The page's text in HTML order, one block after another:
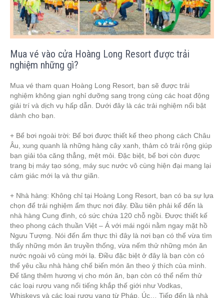
Mua vé vào cửa Hoàng Long Resort được trải
nghiệm những gì?
Mua vé tham quan Hoàng Long Resort, bạn sẽ được trải
nghiệm không gian nghỉ dưỡng sang trọng cùng các hoạt động
giải trí và dịch vụ hấp dẫn. Dưới đây là các trải nghiệm nổi bật
dành cho bạn.
+ Bể bơi ngoài trời: Bể bơi được thiết kế theo phong cách Châu
Âu, xung quanh là những hàng cây xanh, thảm cỏ trải rộng giúp
bạn giải tỏa căng thẳng, mệt mỏi. Đặc biệt, bể bơi còn được
trang bị máy tạo sóng, máy sục nước vô cùng hiện đại mang lại
cảm giác mới lạ và thư giãn.
+ Nhà hàng: Không chỉ tại Hoàng Long Resort, bạn có ba sự lựa
chọn để trải nghiệm ẩm thực nơi đây. Đầu tiên phải kể đến là
nhà hàng Cung đình, có sức chứa 120 chỗ ngồi. Được thiết kế
theo phong cách thuần Việt – Á với mái ngói nằm ngay mặt hồ
Ngưu Tượng. Nói đến ẩm thực thì đây là nơi bạn có thể vừa tìm
thấy những món ăn truyền thống, vừa nếm thử những món ăn
nước ngoài vô cùng mới lạ. Điều đặc biệt ở đây là bạn còn có
thể yêu cầu nhà hàng chế biến món ăn theo ý thích của mình.
Để tăng thêm hương vị cho món ăn, bạn còn có thể nếm thử
các loại rượu vang nổi tiếng khắp thế giới như Vodkas,
Whiskeys và các loại rượu vang từ Pháp, Úc… Tiếp đến là nhà